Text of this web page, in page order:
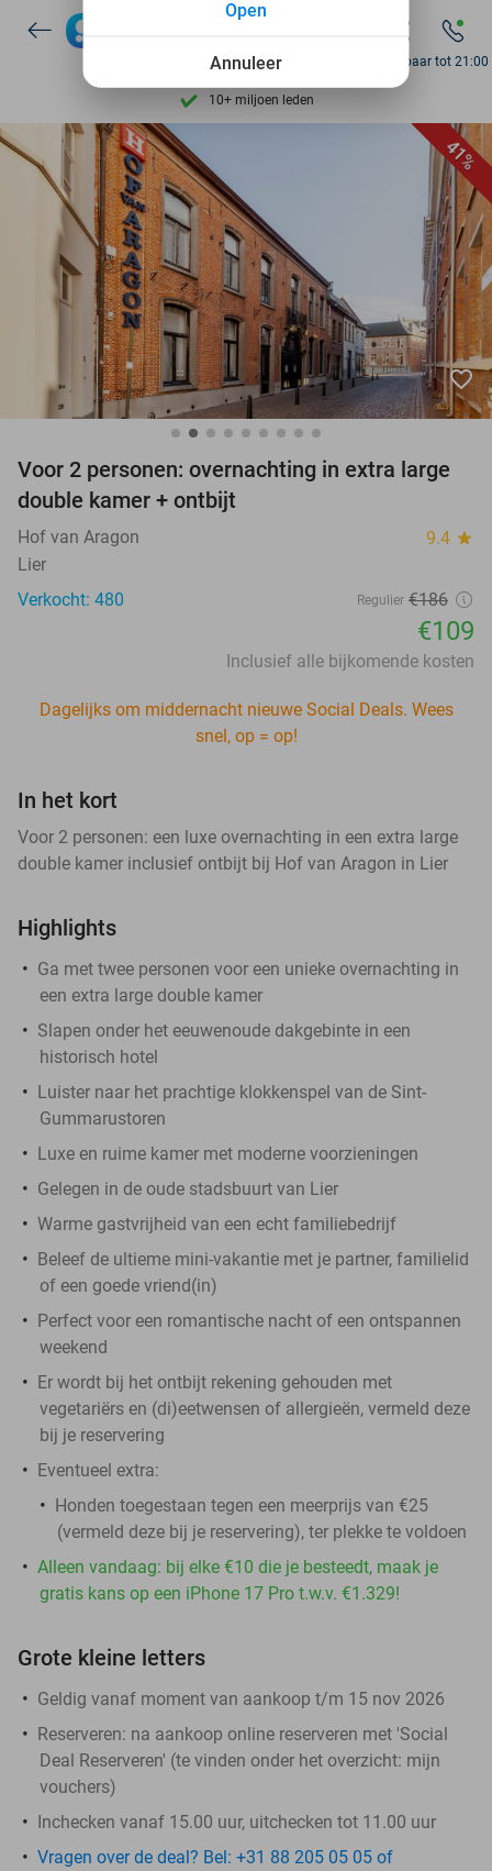
7 dagen per week beschikbaar
10+ miljoen leden
9,4 op basis van
7 dagen per week beschikbaar
10+ miljoen leden
Bereikbaar tot 21:00
41%
favorite_border
Voor 2 personen: overnachting in extra large
double kamer + ontbijt
Hof van Aragon 9.4 star
Lier
Verkocht: 480
Regulier €186
€109
Inclusief alle bijkomende kosten
Dagelijks om middernacht nieuwe Social Deals. Wees
snel, op = op!
In het kort
Voor 2 personen: een luxe overnachting in een extra large
double kamer inclusief ontbijt bij Hof van Aragon in Lier
Highlights
Ga met twee personen voor een unieke overnachting in
een extra large double kamer
Slapen onder het eeuwenoude dakgebinte in een
historisch hotel
Luister naar het prachtige klokkenspel van de Sint-
Gummarustoren
Luxe en ruime kamer met moderne voorzieningen
Gelegen in de oude stadsbuurt van Lier
Warme gastvrijheid van een echt familiebedrijf
Beleef de ultieme mini-vakantie met je partner, familielid
of een goede vriend(in)
Perfect voor een romantische nacht of een ontspannen
weekend
Er wordt bij het ontbijt rekening gehouden met
vegetariërs en (di)eetwensen of allergieën, vermeld deze
bij je reservering
Eventueel extra:
Honden toegestaan tegen een meerprijs van €25
(vermeld deze bij je reservering), ter plekke te voldoen
Alleen vandaag: bij elke €10 die je besteedt, maak je
gratis kans op een iPhone 17 Pro t.w.v. €1.329!
Grote kleine letters
Geldig vanaf moment van aankoop t/m 15 nov 2026
Reserveren: na aankoop online reserveren met 'Social
Deal Reserveren' (te vinden onder het overzicht: mijn
vouchers)
Inchecken vanaf 15.00 uur, uitchecken tot 11.00 uur
Vragen over de deal? Bel: +31 88 205 05 05 of
Annuleer
Open